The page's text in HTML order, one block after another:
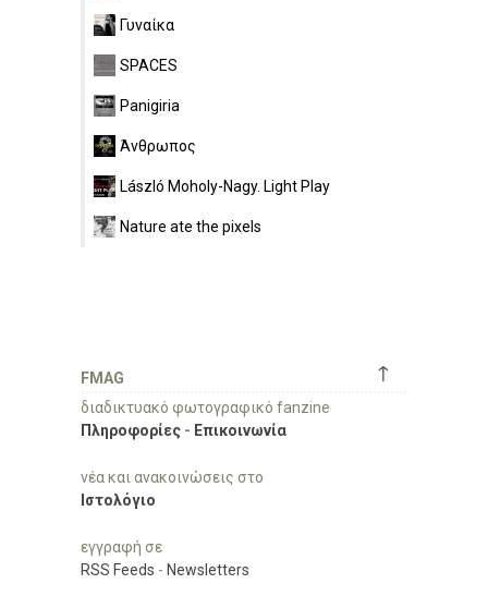
Γυναίκα
SPACES
Panigiria
Άνθρωπος
László Moholy-Nagy. Light Play
Nature ate the pixels
↑
FMAG
διαδικτυακό φωτογραφικό fanzine
Πληροφορίες - Επικοινωνία
νέα και ανακοινώσεις στο
Ιστολόγιο
εγγραφή σε
RSS Feeds - Newsletters